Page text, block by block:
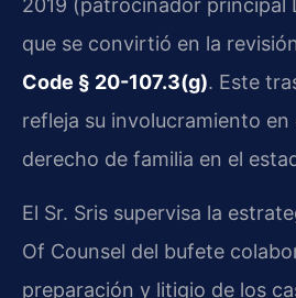
2019 (patrocinador principal
que se convirtió en la
Code § 20-107.3(g). Este
refleja su involucramiento en
derecho de familia en el
El Sr. Sris supervisa la
Of Counsel del bufete
preparación y litigio de los